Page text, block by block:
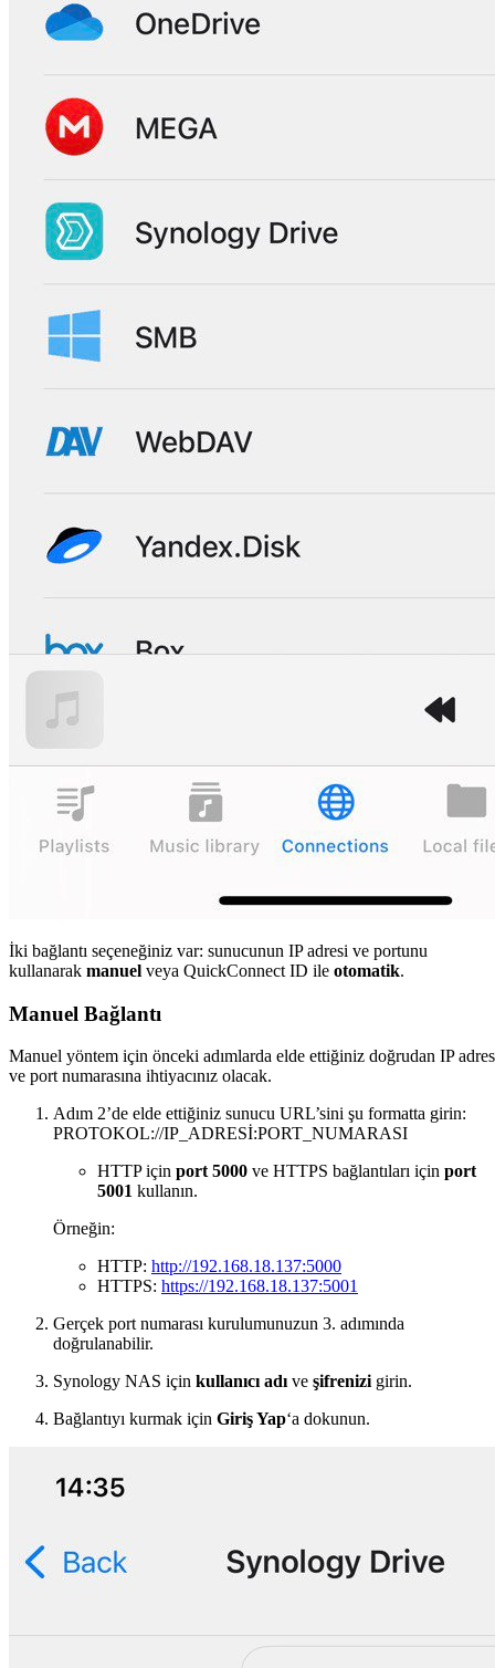
İki bağlantı seçeneğiniz var: sunucunun IP adresi ve portunu
kullanarak manuel veya QuickConnect ID ile otomatik.
Manuel Bağlantı
Manuel yöntem için önceki adımlarda elde ettiğiniz doğrudan IP
ve port numarasına ihtiyacınız olacak.
Adım 2’de elde ettiğiniz sunucu URL’sini şu formatta girin:
PROTOKOL://IP_ADRESİ:PORT_NUMARASI
HTTP için port 5000 ve HTTPS bağlantıları için port
5001 kullanın.
Örneğin:
HTTP: http://192.168.18.137:5000
HTTPS: https://192.168.18.137:5001
Gerçek port numarası kurulumunuzun 3. adımında
doğrulanabilir.
Synology NAS için kullanıcı adı ve şifrenizi girin.
Bağlantıyı kurmak için Giriş Yap‘a dokunun.